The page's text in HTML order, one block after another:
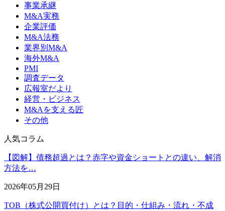
事業承継
M&A実務
企業評価
M&A法務
業界別M&A
海外M&A
PMI
調査データ
広報室だより
経営・ビジネス
M&Aを支える匠
その他
人気コラム
【図解】債務超過とは？赤字や資金ショートとの違い、解消
方法を…
2026年05月29日
TOB（株式公開買付け）とは？目的・仕組み・流れ・不成